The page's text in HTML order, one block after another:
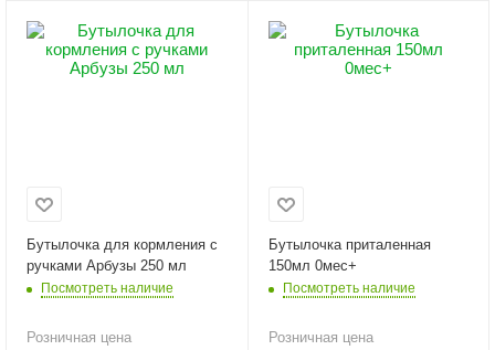
Бутылочка для кормления с
ручками Арбузы 250 мл
Посмотреть наличие
Розничная цена
Бутылочка приталенная
150мл 0мес+
Посмотреть наличие
Розничная цена